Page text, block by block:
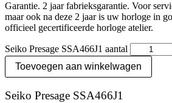
Garantie. 2 jaar fabrieksgarantie. Voor
maar ook na deze 2 jaar is uw horloge in
officieel gecertificeerde horloge atelier.
Seiko Presage SSA466J1 aantal
Toevoegen aan winkelwagen
Seiko Presage SSA466J1